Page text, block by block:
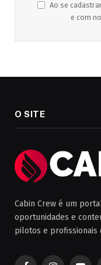
Ao se
e com
O SITE
Cabin Crew é um
oportunidades e
pilotos e profissionais